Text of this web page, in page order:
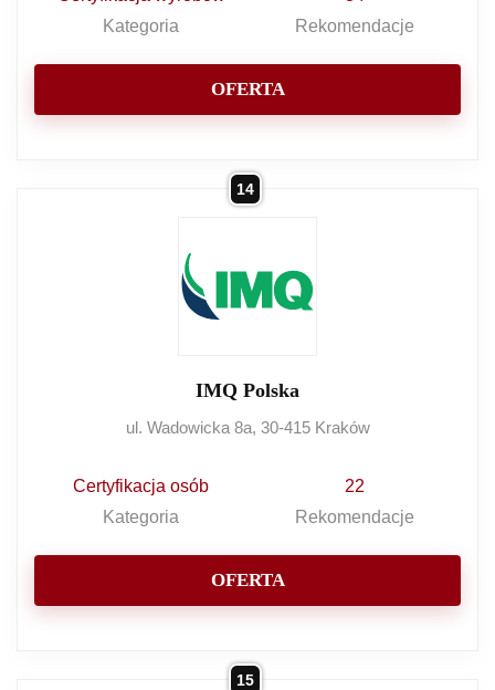
Kategoria
Rekomendacje
OFERTA
14
IMQ Polska
ul. Wadowicka 8a, 30-415 Kraków
Certyfikacja osób
Kategoria
22
Rekomendacje
OFERTA
15